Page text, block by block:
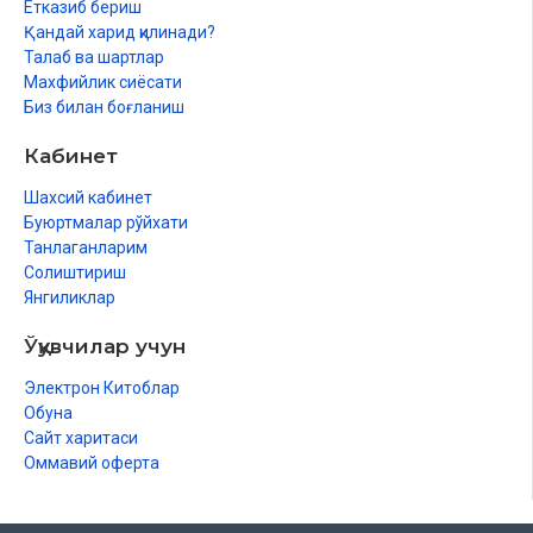
Етказиб бериш
Қандай харид қилинади?
Талаб ва шартлар
Махфийлик сиёсати
Биз билан боғланиш
Кабинет
Шахсий кабинет
Буюртмалар рўйхати
Танлаганларим
Солиштириш
Янгиликлар
Ўқувчилар учун
Электрон Китоблар
Обуна
Сайт харитаси
Оммавий оферта